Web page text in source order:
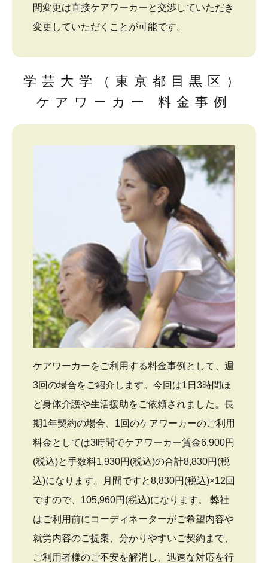
間変更は直接ケアワーカーと交渉していただき
変更していただくことが可能です。
学芸大学（東京都目黒区）
ケアワーカー 料金事例
ケアワーカーをご利用する料金事例として、週
3回の場合をご紹介します。今回は1日3時間ほ
ど身体介護や生活援助をご依頼されました。長
期1年契約の場合、1回のケアワーカーのご利用
料金としては3時間でケアワーカー賃金6,900円
(税込)と手数料1,930円(税込)の合計8,830円(税
込)になります。月間ですと8,830円(税込)×12回
ですので、105,960円(税込)になります。 弊社
はご利用前にコーディネーターがご希望内容や
就労内容のご提案、分かりやすいご契約まで、
ご利用者様のご不安を解消し、迅速な対応を行